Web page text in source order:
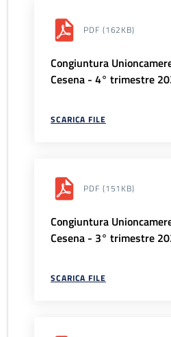
PDF (162KB)
Congiuntura
Cesena - 4° trimestre
SCARICA FILE
PDF (151KB)
Congiuntura
Cesena - 3° trimestre
SCARICA FILE